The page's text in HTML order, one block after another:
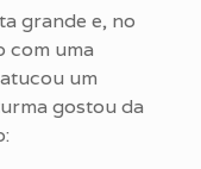
grande e, no
com uma
um
gostou da